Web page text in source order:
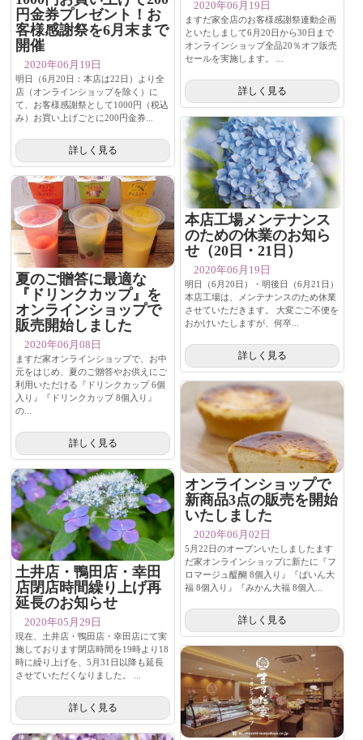
2020年06月19日
ますだ家全店のお客様感謝祭連動企画
といたしまして6月20日から30日まで
オンラインショップ全品20％オフ販売
セールを実施します。 ...
詳しく見る
円金券プレゼント！お
客様感謝祭を6月末まで
開催
2020年06月19日
明日（6月20日：本店は22日）より全
店（オンラインショップを除く）に
て、お客様感謝祭として1000円（税込
み）お買い上げごとに200円金券...
詳しく見る
本店工場メンテナンス
のための休業のお知ら
せ（20日・21日）
2020年06月19日
明日（6月20日）・明後日（6月21日）
本店工場は、メンテナンスのため休業
させていただきます。 大変ごご不便を
おかけいたしますが、何卒...
詳しく見る
夏のご贈答に最適な
『ドリンクカップ』を
オンラインショップで
販売開始しました
2020年06月08日
ますだ家オンラインショップで、お中
元をはじめ、夏のご贈答やお供えにご
利用いただける『ドリンクカップ 6個
入り』『ドリンクカップ 8個入り』
の...
詳しく見る
オンラインショップで
新商品3点の販売を開始
いたしました
2020年06月02日
5月22日のオープンいたしましたます
だ家オンラインショップに新たに『フ
ロマージュ醍醐 8個入り』『ぱいん大
福 8個入り』『みかん大福 8個入...
詳しく見る
土井店・鴨田店・幸田
店閉店時間繰り上げ再
延長のお知らせ
2020年05月29日
現在、土井店・鴨田店・幸田店にて実
施しております閉店時間を19時より18
時に繰り上げを、5月31日以降も延長
させていただくなりました。 ...
詳しく見る